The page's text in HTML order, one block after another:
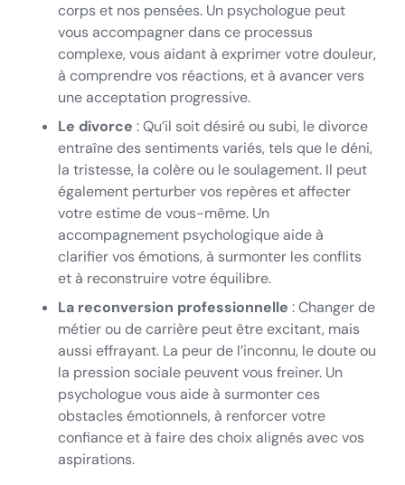
corps et nos pensées. Un psychologue peut
vous accompagner dans ce processus
complexe, vous aidant à exprimer votre douleur,
à comprendre vos réactions, et à avancer vers
une acceptation progressive.
Le divorce : Qu’il soit désiré ou subi, le divorce
entraîne des sentiments variés, tels que le déni,
la tristesse, la colère ou le soulagement. Il peut
également perturber vos repères et affecter
votre estime de vous-même. Un
accompagnement psychologique aide à
clarifier vos émotions, à surmonter les conflits
et à reconstruire votre équilibre.
La reconversion professionnelle : Changer de
métier ou de carrière peut être excitant, mais
aussi effrayant. La peur de l’inconnu, le doute ou
la pression sociale peuvent vous freiner. Un
psychologue vous aide à surmonter ces
obstacles émotionnels, à renforcer votre
confiance et à faire des choix alignés avec vos
aspirations.